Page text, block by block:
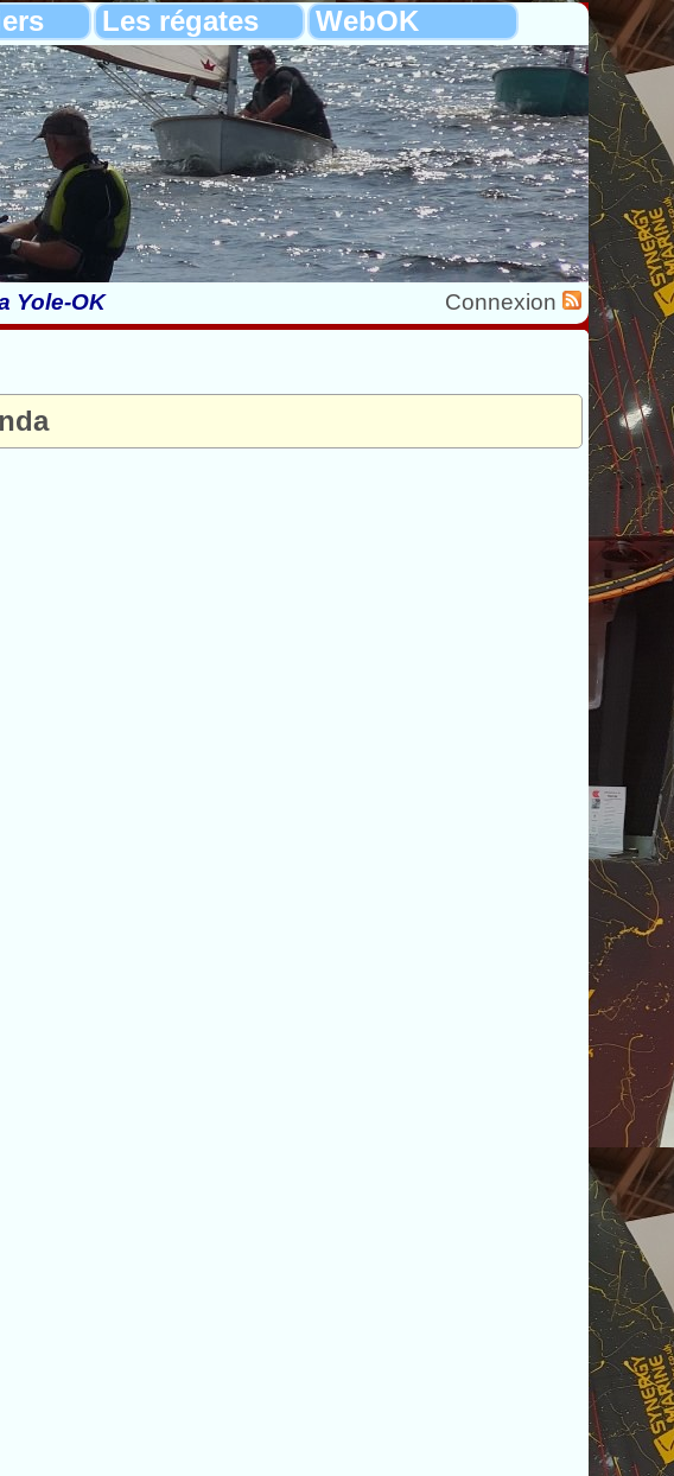
Les régates WebOK
Yole-OK
Connexion